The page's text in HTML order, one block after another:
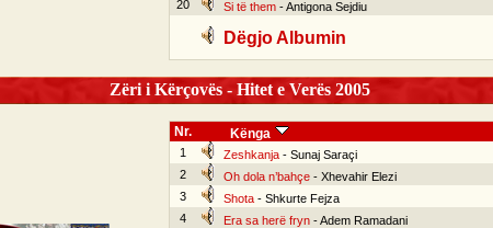
20
Si të them- Antigona Sejdiu
Dëgjo Albumin
Zëri i Kërçovës - Hitet e Verës 2005
Nr. Kënga
1 Zeshkanja- Sunaj Saraçi
2
Oh dola n’bahçe- Xhevahir Elezi
3
Shota- Shkurte Fejza
4
Era sa herë fryn- Adem Ramadani